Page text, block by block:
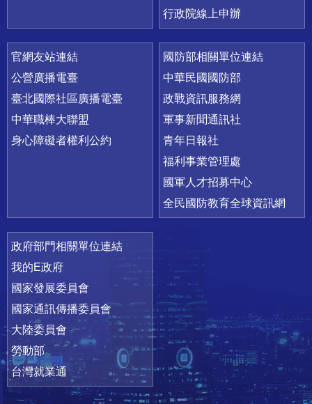
行政院線上申辦
官網友站連結
公營廣播電臺
臺北國際社區廣播電臺
中華職棒大聯盟
身心障礙者權利公約
國防部相關單位連結
中華民國國防部
政戰資訊服務網
軍事新聞通訊社
青年日報社
福利事業管理處
國軍人才招募中心
全民國防教育全球資訊網
政府部門相關單位連結
我的E政府
國家發展委員會
國家通訊傳播委員會
大陸委員會
勞動部
台灣就業通